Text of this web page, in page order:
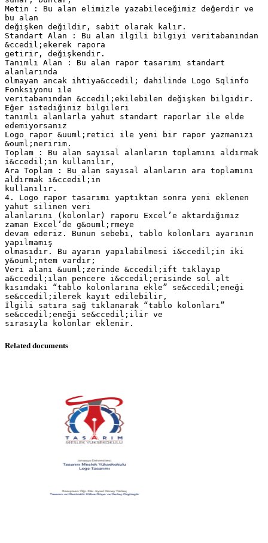
Metin : Bu alan elimizle yazabileceğimiz değerdir ve
bu alan
değişken değildir, sabit olarak kalır.
Standart Alan : Bu alan ilgili bilgiyi veritabanından
&ccedil;ekerek rapora
getirir, değişkendir.
Tanımlı Alan : Bu alan rapor tasarımı standart
alanlarında
olmayan ancak ihtiya&ccedil; dahilinde Logo Sqlinfo
Fonksiyonu ile
veritabanından &ccedil;ekilebilen değişken bilgidir.
Eğer istediğiniz bilgileri
tanımlı alanlarla yahut standart raporlar ile elde
edemiyorsanız
Logo rapor &uuml;retici ile yeni bir rapor yazmanızı
&ouml;neririm.
Toplam : Bu alan sayısal alanların toplamını aldırmak
i&ccedil;in kullanılır,
Ara Toplam : Bu alan sayısal alanların ara toplamını
aldırmak i&ccedil;in
kullanılır.
4. Logo rapor tasarımı yaptıktan sonra yeni eklenen
yahut silinen veri
alanlarını (kolonlar) raporu Excel’e aktardığımız
zaman Excel’de g&ouml;rmeye
devam ederiz. Bunun sebebi, tablo kolonları ayarının
yapılmamış
olmasıdır. Bu ayarın yapılabilmesi i&ccedil;in iki
y&ouml;ntem vardır;
Veri alanı &uuml;zerinde &ccedil;ift tıklayıp
a&ccedil;ılan pencere i&ccedil;erisinde sol alt
kısımdaki “tablo kolonlarına ekle” se&ccedil;eneği
se&ccedil;ilerek kayıt edilebilir,
İlgili satıra sağ tıklanarak “tablo kolonları”
se&ccedil;eneği se&ccedil;ilir ve
Related documents